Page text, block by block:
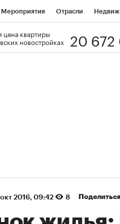
Мероприятия Отрасли
РБК Образование
цена квартиры
новостройках
20
2016, 09:42 8